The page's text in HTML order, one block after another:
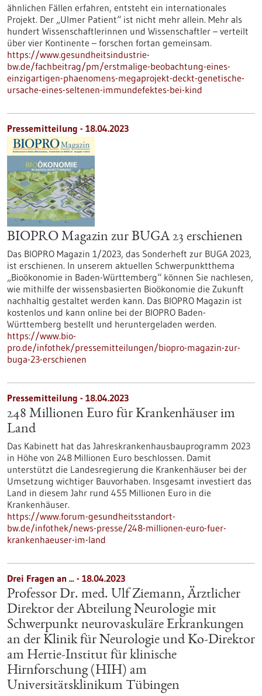
ähnlichen Fällen erfahren, entsteht ein internationales
Projekt. Der „Ulmer Patient“ ist nicht mehr allein. Mehr als
hundert Wissenschaftlerinnen und Wissenschaftler – verteilt
über vier Kontinente – forschen fortan gemeinsam.
https://www.gesundheitsindustrie-
bw.de/fachbeitrag/pm/erstmalige-beobachtung-eines-
einzigartigen-phaenomens-megaprojekt-deckt-genetische-
ursache-eines-seltenen-immundefektes-bei-kind
Pressemitteilung - 18.04.2023
BIOPRO Magazin zur BUGA 23 erschienen
Das BIOPRO Magazin 1/2023, das Sonderheft zur BUGA 2023,
ist erschienen. In unserem aktuellen Schwerpunktthema
„Bioökonomie in Baden-Württemberg“ können Sie nachlesen,
wie mithilfe der wissensbasierten Bioökonomie die Zukunft
nachhaltig gestaltet werden kann. Das BIOPRO Magazin ist
kostenlos und kann online bei der BIOPRO Baden-
Württemberg bestellt und heruntergeladen werden.
https://www.bio-
pro.de/infothek/pressemitteilungen/biopro-magazin-zur-
buga-23-erschienen
Pressemitteilung - 18.04.2023
248 Millionen Euro für Krankenhäuser im
Land
Das Kabinett hat das Jahreskrankenhausbauprogramm 2023
in Höhe von 248 Millionen Euro beschlossen. Damit
unterstützt die Landesregierung die Krankenhäuser bei der
Umsetzung wichtiger Bauvorhaben. Insgesamt investiert das
Land in diesem Jahr rund 455 Millionen Euro in die
Krankenhäuser.
https://www.forum-gesundheitsstandort-
bw.de/infothek/news-presse/248-millionen-euro-fuer-
krankenhaeuser-im-land
Drei Fragen an ... - 18.04.2023
Professor Dr. med. Ulf Ziemann, Ärztlicher
Direktor der Abteilung Neurologie mit
Schwerpunkt neurovaskuläre Erkrankungen
an der Klinik für Neurologie und Ko-Direktor
am Hertie-Institut für klinische
Hirnforschung (HIH) am
Universitätsklinikum Tübingen